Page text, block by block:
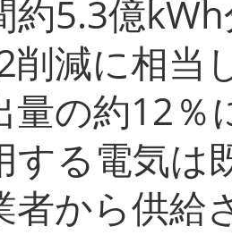
約5.3億
削減に相当
量の約12％
する電気は
者から供給